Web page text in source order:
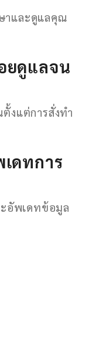
าและดูแลคุณ
ยดูแลจน
งแต่การสั่งทำ
ดทการ
อัพเดทข้อมูล